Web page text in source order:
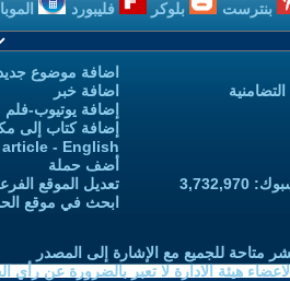
بنترست بلوكر فليبورد
اضافة موضوع
اضافة خبر
إضافة يوتيوب-
إضافة كتاب إلى
- English
أضف حملة
تعديل الموقع
ابحث في موقع
متاحة للجميع مع الإشارة إلى المصدر
هيئة الادارة لا تعبر بالضرورة عن رأي